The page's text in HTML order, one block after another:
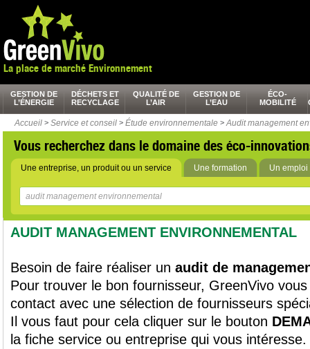
La place de marché Environnement
GESTION DE
L’ÉNERGIE
DÉCHETS ET
RECYCLAGE
QUALITÉ DE
L’AIR
GESTION DE
L’EAU
ÉCO-
MOBILITÉ
Accueil > Service et conseil > Étude environnementale > Audit management
Vous recherchez dans le domaine des éco-
Une entreprise, un produit ou un service Une formation Un emploi
AUDIT MANAGEMENT ENVIRONNEMENTAL
Besoin de faire réaliser un audit de
Pour trouver le bon fournisseur, GreenVivo
contact avec une sélection de fournisseurs
Il vous faut pour cela cliquer sur le bouton
la fiche service ou entreprise qui vous intéresse.